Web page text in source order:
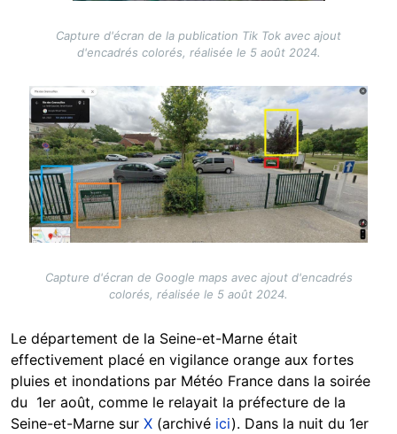
Capture d'écran de la publication Tik Tok avec ajout
d'encadrés colorés, réalisée le 5 août 2024.
Image
Capture d'écran de Google maps avec ajout d'encadrés
colorés, réalisée le 5 août 2024.
Le département de la Seine-et-Marne était
effectivement placé en vigilance orange aux fortes
pluies et inondations par Météo France dans la soirée
du 1er août, comme le relayait la préfecture de la
Seine-et-Marne sur X (archivé ici). Dans la nuit du 1er